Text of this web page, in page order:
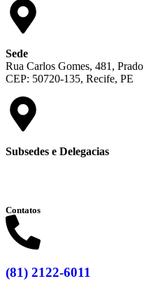
Sede
Rua Carlos Gomes, 481, Prado
CEP: 50720-135, Recife, PE
Subsedes e Delegacias
Contatos
(81) 2122-6011